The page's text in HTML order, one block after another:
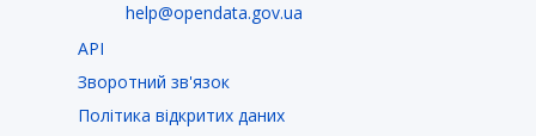
help@opendata.gov.ua
API
Зворотний зв'язок
Політика відкритих даних